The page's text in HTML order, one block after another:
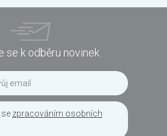
se k odběru novinek
zpracováním osobních